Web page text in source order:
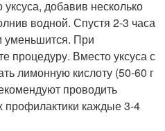
уксуса, добавив несколько
водной. Спустя 2-3 часа
уменьшится. При
процедуру. Вместо уксуса с
лимонную кислоту (50-60 г
проводить
профилактики каждые 3-4